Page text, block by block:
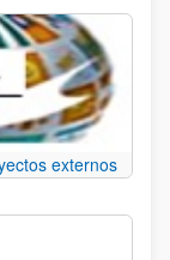
externos